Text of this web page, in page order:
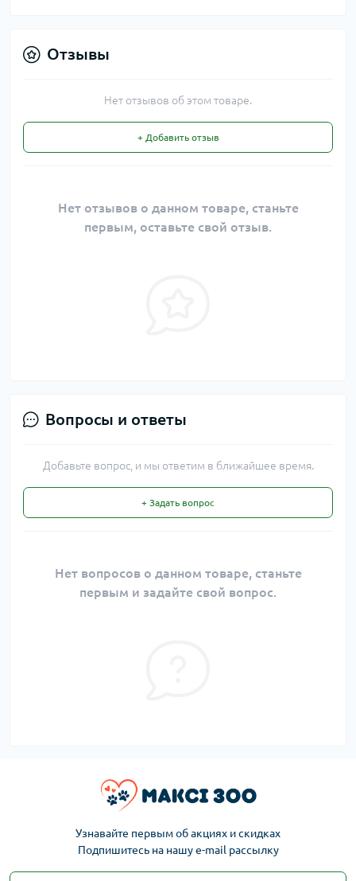
Отзывы
Нет отзывов об этом товаре.
+ Добавить отзыв
Нет отзывов о данном товаре, станьте
первым, оставьте свой отзыв.
Вопросы и ответы
Добавьте вопрос, и мы ответим в ближайшее время.
+ Задать вопрос
Нет вопросов о данном товаре, станьте
первым и задайте свой вопрос.
Узнавайте первым об акциях и скидках
Подпишитесь на нашу e-mail рассылку